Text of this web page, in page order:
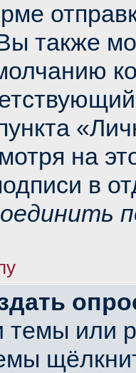
также
на
в
темы или